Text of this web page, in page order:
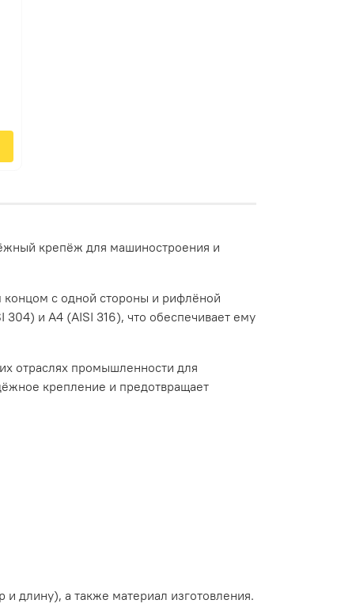
крепёж для машиностроения и
концом с одной стороны и рифлёной
304) и А4 (AISI 316), что обеспечивает ему
отраслях промышленности для
крепление и предотвращает
и длину), а также материал изготовления.